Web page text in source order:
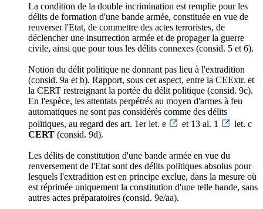
La condition de la double incrimination est remplie pour les
délits de formation d'une bande armée, constituée en vue de
renverser l'Etat, de commettre des actes terroristes, de
déclencher une insurrection armée et de propager la guerre
civile, ainsi que pour tous les délits connexes (consid. 5 et 6).
Notion du délit politique ne donnant pas lieu à l'extradition
(consid. 9a et b). Rapport, sous cet aspect, entre la CEExtr. et
la CERT restreignant la portée du délit politique (consid. 9c).
En l'espèce, les attentats perpétrés au moyen d'armes à feu
automatiques ne sont pas considérés comme des délits
politiques, au regard des art. 1er let. e
et 13 al. 1
let. c
CERT (consid. 9d).
Les délits de constitution d'une bande armée en vue du
renversement de l'Etat sont des délits politiques absolus pour
lesquels l'extradition est en principe exclue, dans la mesure où
est réprimée uniquement la constitution d'une telle bande, sans
autres actes préparatoires (consid. 9e/aa).